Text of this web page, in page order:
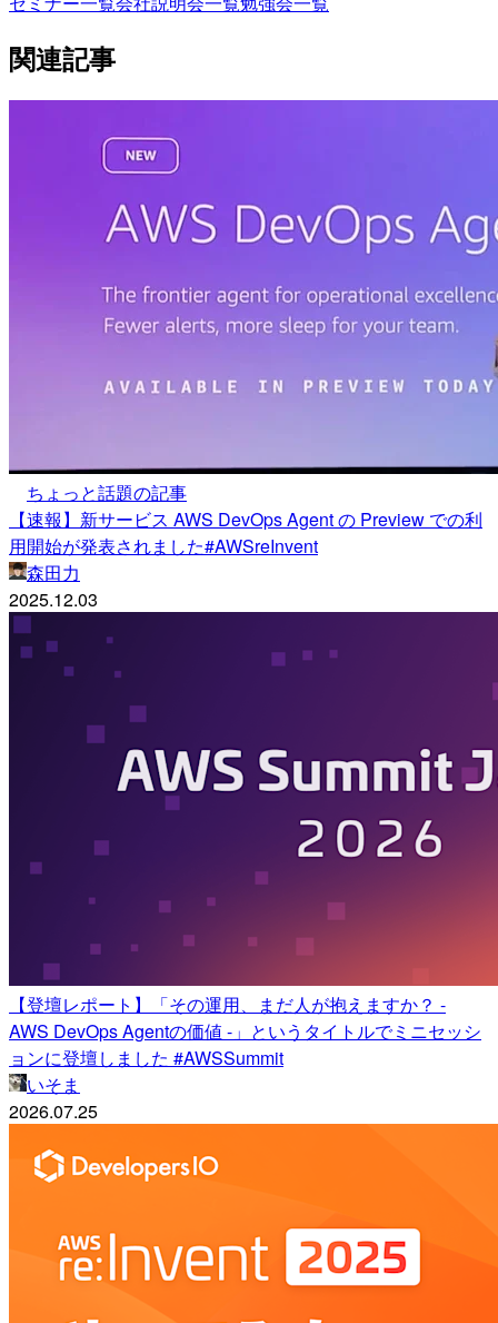
関連記事
ちょっと話題の記事
【速報】新サービス AWS DevOps Agent の Preview での利
用開始が発表されました#AWSreInvent
森田力
2025.12.03
【登壇レポート】「その運用、まだ人が抱えますか？ -
AWS DevOps Agentの価値 -」というタイトルでミニセッシ
ョンに登壇しました #AWSSummit
いそま
2026.07.25